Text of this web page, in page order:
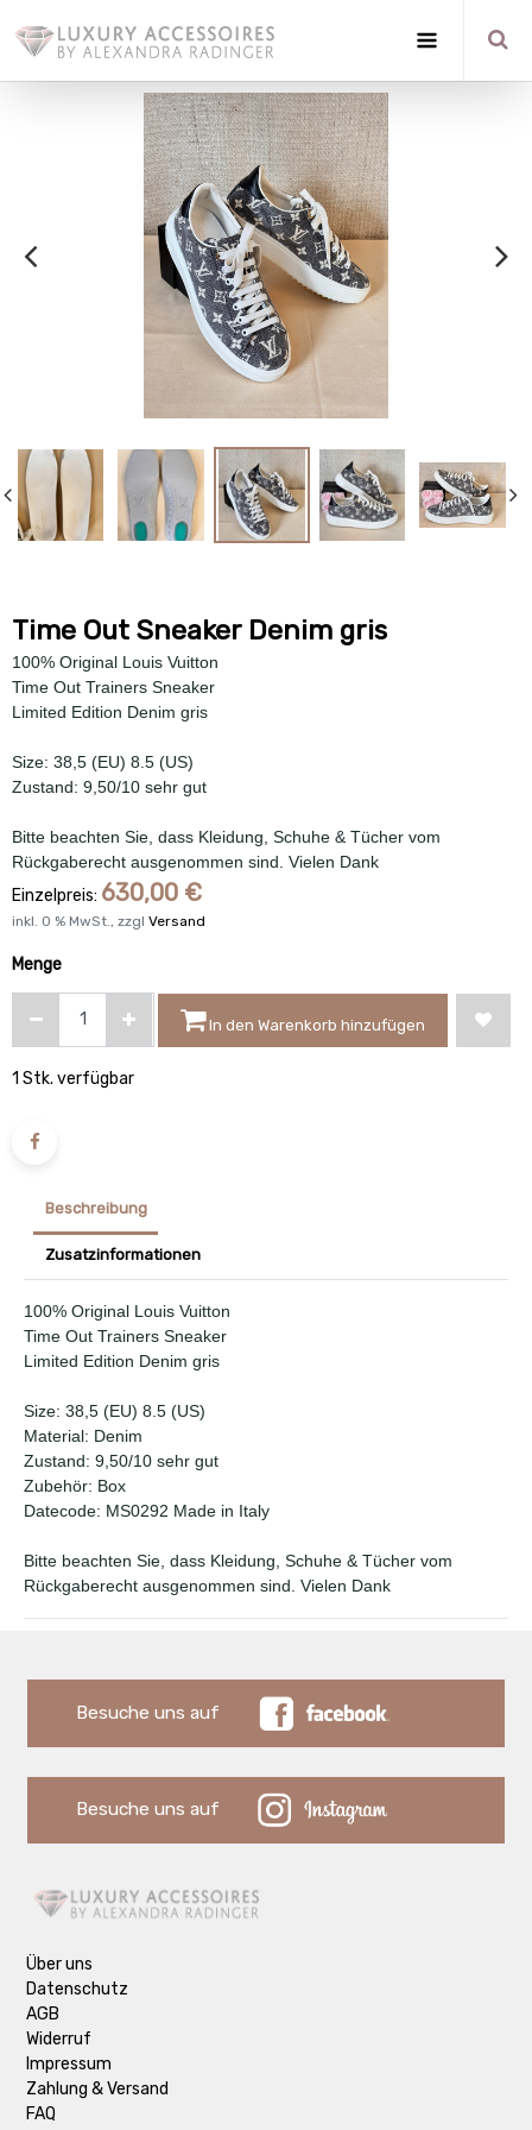
Time Out Sneaker Denim gris
100% Original Louis Vuitton
Time Out Trainers Sneaker
Limited Edition Denim gris
Size: 38,5 (EU) 8.5 (US)
Zustand: 9,50/10 sehr gut
Bitte beachten Sie, dass Kleidung, Schuhe & Tücher vom
Rückgaberecht ausgenommen sind. Vielen Dank
Einzelpreis: 630,00 €
inkl. 0 % MwSt., zzgl Versand
Menge
In den Warenkorb hinzufügen
1 Stk. verfügbar
Beschreibung
Zusatzinformationen
100% Original Louis Vuitton
Time Out Trainers Sneaker
Limited Edition Denim gris
Size: 38,5 (EU) 8.5 (US)
Material: Denim
Zustand: 9,50/10 sehr gut
Zubehör: Box
Datecode: MS0292 Made in Italy
Bitte beachten Sie, dass Kleidung, Schuhe & Tücher vom
Rückgaberecht ausgenommen sind. Vielen Dank
Besuche uns auf
Besuche uns auf
Über uns
Datenschutz
AGB
Widerruf
Impressum
Zahlung & Versand
FAQ